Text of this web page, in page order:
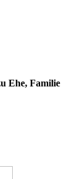
Ehe, Familie